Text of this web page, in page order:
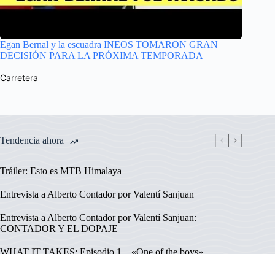
Egan Bernal y la escuadra INEOS TOMARON GRAN
DECISIÓN PARA LA PRÓXIMA TEMPORADA
Carretera
Tendencia ahora
Tráiler: Esto es MTB Himalaya
Entrevista a Alberto Contador por Valentí Sanjuan
Entrevista a Alberto Contador por Valentí Sanjuan:
CONTADOR Y EL DOPAJE
WHAT IT TAKES: Episodio 1 – «One of the boys»